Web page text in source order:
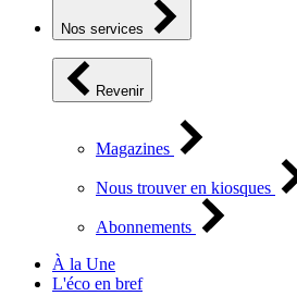
Nos services
Revenir
Magazines
Nous trouver en kiosques
Abonnements
À la Une
L'éco en bref